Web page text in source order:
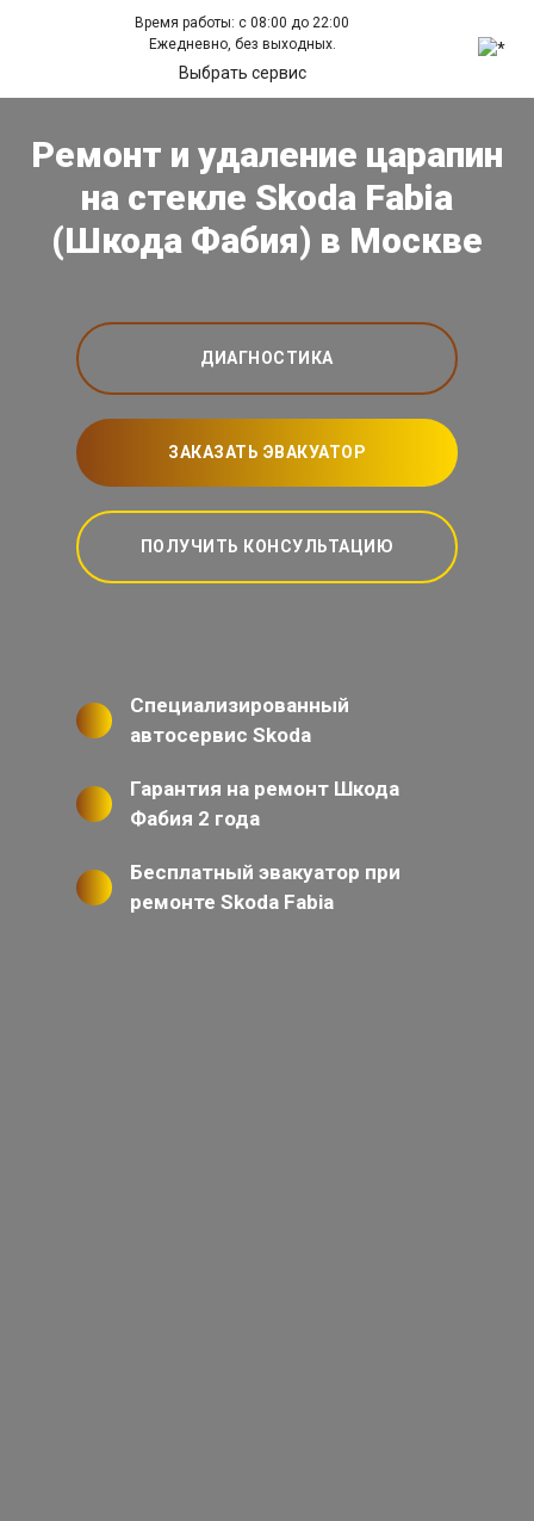
Время работы: с 08:00 до 22:00
Ежедневно, без выходных.
Выбрать сервис
Ремонт и удаление царапин
на стекле Skoda Fabia
(Шкода Фабия) в Москве
ДИАГНОСТИКА
ЗАКАЗАТЬ ЭВАКУАТОР
ПОЛУЧИТЬ КОНСУЛЬТАЦИЮ
Специализированный
автосервис Skoda
Гарантия на ремонт Шкода
Фабия 2 года
Бесплатный эвакуатор при
ремонте Skoda Fabia